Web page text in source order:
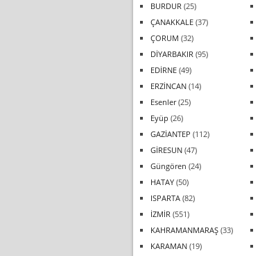
BURDUR (25)
ÇANAKKALE (37)
ÇORUM (32)
DİYARBAKIR (95)
EDİRNE (49)
ERZİNCAN (14)
Esenler(25)
Eyüp (26)
GAZİANTEP (112)
GİRESUN (47)
Güngören (24)
HATAY (50)
ISPARTA (82)
İZMİR (551)
KAHRAMANMARAŞ (33)
KARAMAN (19)